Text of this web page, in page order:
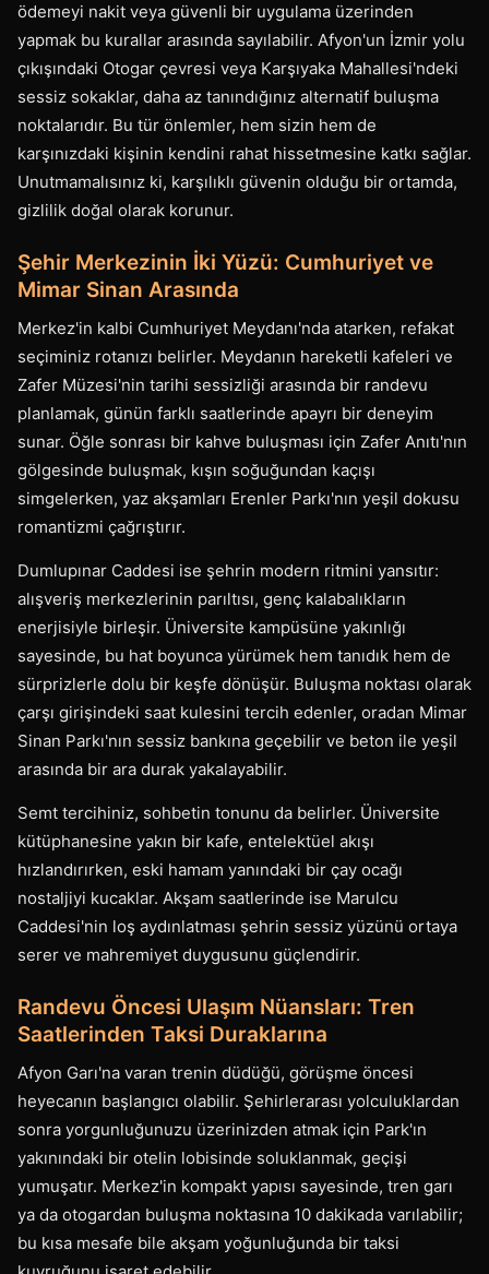
ödemeyi nakit veya güvenli bir uygulama üzerinden
yapmak bu kurallar arasında sayılabilir. Afyon'un İzmir yolu
çıkışındaki Otogar çevresi veya Karşıyaka Mahallesi'ndeki
sessiz sokaklar, daha az tanındığınız alternatif buluşma
noktalarıdır. Bu tür önlemler, hem sizin hem de
karşınızdaki kişinin kendini rahat hissetmesine katkı sağlar.
Unutmamalısınız ki, karşılıklı güvenin olduğu bir ortamda,
gizlilik doğal olarak korunur.
Şehir Merkezinin İki Yüzü: Cumhuriyet ve
Mimar Sinan Arasında
Merkez'in kalbi Cumhuriyet Meydanı'nda atarken, refakat
seçiminiz rotanızı belirler. Meydanın hareketli kafeleri ve
Zafer Müzesi'nin tarihi sessizliği arasında bir randevu
planlamak, günün farklı saatlerinde apayrı bir deneyim
sunar. Öğle sonrası bir kahve buluşması için Zafer Anıtı'nın
gölgesinde buluşmak, kışın soğuğundan kaçışı
simgelerken, yaz akşamları Erenler Parkı'nın yeşil dokusu
romantizmi çağrıştırır.
Dumlupınar Caddesi ise şehrin modern ritmini yansıtır:
alışveriş merkezlerinin parıltısı, genç kalabalıkların
enerjisiyle birleşir. Üniversite kampüsüne yakınlığı
sayesinde, bu hat boyunca yürümek hem tanıdık hem de
sürprizlerle dolu bir keşfe dönüşür. Buluşma noktası olarak
çarşı girişindeki saat kulesini tercih edenler, oradan Mimar
Sinan Parkı'nın sessiz bankına geçebilir ve beton ile yeşil
arasında bir ara durak yakalayabilir.
Semt tercihiniz, sohbetin tonunu da belirler. Üniversite
kütüphanesine yakın bir kafe, entelektüel akışı
hızlandırırken, eski hamam yanındaki bir çay ocağı
nostaljiyi kucaklar. Akşam saatlerinde ise Marulcu
Caddesi'nin loş aydınlatması şehrin sessiz yüzünü ortaya
serer ve mahremiyet duygusunu güçlendirir.
Randevu Öncesi Ulaşım Nüansları: Tren
Saatlerinden Taksi Duraklarına
Afyon Garı'na varan trenin düdüğü, görüşme öncesi
heyecanın başlangıcı olabilir. Şehirlerarası yolculuklardan
sonra yorgunluğunuzu üzerinizden atmak için Park'ın
yakınındaki bir otelin lobisinde soluklanmak, geçişi
yumuşatır. Merkez'in kompakt yapısı sayesinde, tren garı
ya da otogardan buluşma noktasına 10 dakikada varılabilir;
bu kısa mesafe bile akşam yoğunluğunda bir taksi